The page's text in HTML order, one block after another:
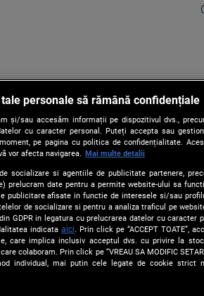
Noi Harta Site Newsletter
personale să rămână confidențiale
și/sau accesăm informații pe dispozitivul dvs.,
cu caracter personal. Puteți accepta sau
pe pagina cu politica de confidențialitate.
vor afecta navigarea.
Mai multe detalii
socializare si agentiile de publicitate partenere,
prelucram date pentru a permite website-ului sa
publicitare afisate in functie de interesele si/sau
de socializare si pentru a analiza traficul pe
GDPR in legatura cu prelucrarea datelor cu caracter
indicataaici. Prin click pe “ACCEPT TOATE”,
care implica inclusiv acceptul dvs. cu privire la
colaboram. Prin click pe “VREAU SA MODIFIC
individual, mai putin cele legate de cookie strict